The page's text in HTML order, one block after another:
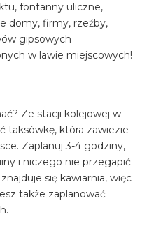
fontanny uliczne,
domy, firmy, rzeźby,
gipsowych
w lawie miejscowych!
Ze stacji kolejowej w
taksówkę, która zawiezie
Zaplanuj 3-4 godziny,
i niczego nie przegapić
się kawiarnia, więc
także zaplanować